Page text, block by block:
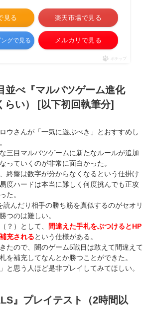
見る 楽天市場で見る
グで見る メルカリで見る
ポチップ
並べ『マルバツゲーム進化
らい） [以下初回執筆分]
ウさんが「一気に遊ぶべき」とおすすめし
三目マルバツゲームに新たなルールが追加
っていくのが非常に面白かった。
終盤は数字が分からなくなるという仕掛け
度ハードは本当に難しく何度挑んでも正攻
た。
読んだり相手の勝ち筋を真似するのがセオリ
つのは難しい。
？）として、
間違えた手札をぶつけるとHP
充される という仕様がある。
たので、闇のゲーム5戦目は敢えて間違えて
を補充してなんとか勝つことができた。
と思う人ほど是非プレイしてみてほしい。
』プレイテスト（2時間以